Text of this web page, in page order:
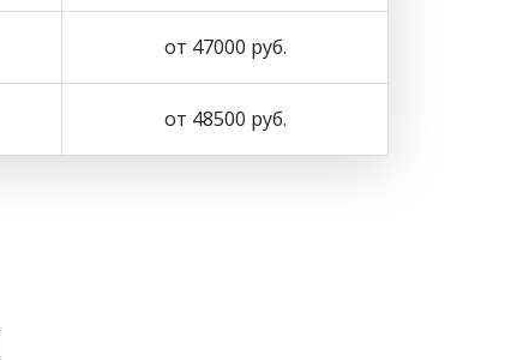
от 47000 руб.
от 48500 руб.